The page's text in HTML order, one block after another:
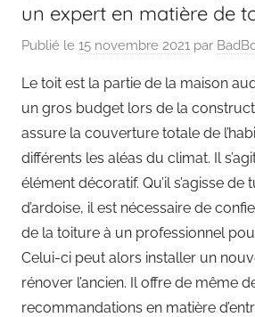
un expert en matière de
Publié le 15 novembre 2021 par
Le toit est la partie de la maison
un gros budget lors de la
assure la couverture totale de
différents les aléas du climat. Il
élément décoratif. Qu’il s’agisse de
d’ardoise, il est nécessaire de
de la toiture à un professionnel
Celui-ci peut alors installer un
rénover l’ancien. Il offre de même
recommandations en matière